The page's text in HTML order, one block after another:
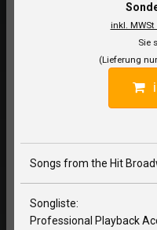
inkl.
Sie
(Lieferung
Songs from the Hit
Songliste:
Professional Playback